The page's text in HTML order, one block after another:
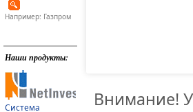
Например: Газпром
Наши продукты:
Система
Внимание!